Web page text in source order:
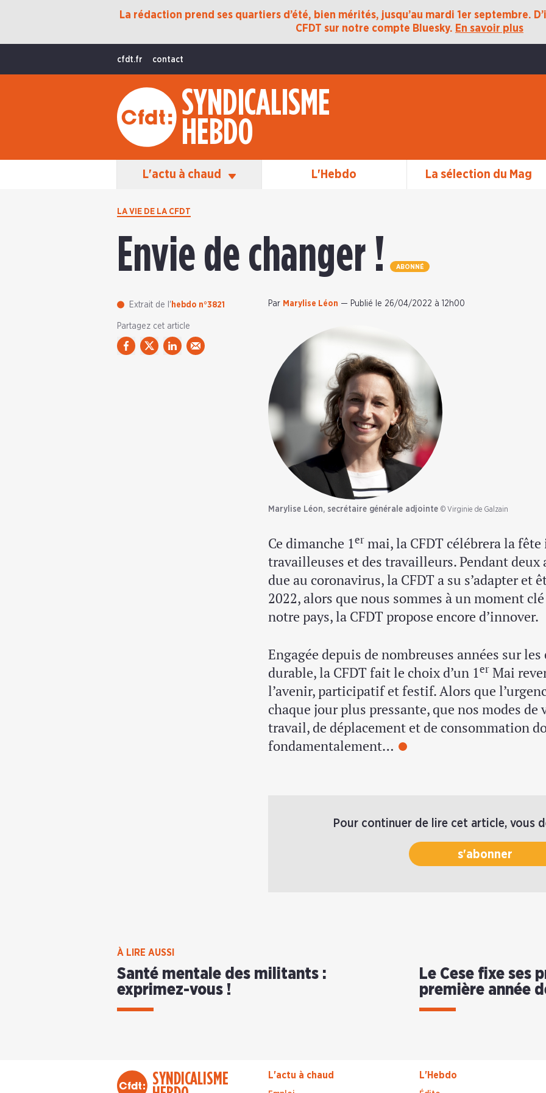
La rédaction prend ses quartiers d’été, bien mérités, jusqu’au mardi 1er septembre.
CFDT sur notre compte Bluesky. En savoir plus
cfdt.fr contact
SYNDICALISME
HEBDO
L'actu à chaud
Protection Sociale
International
La Vie De La CFDT
Les Équipes En Action L'Hebdo La sélection du Mag
LA VIE DE LA CFDT
Envie de changer ! ABONNÉ
Extrait de l' hebdo n°3821
Partagez cet article
Par Marylise Léon — Publié le 26/04/2022 à 12h00
Marylise Léon, secrétaire générale adjointe © Virginie de Galzain
Ce dimanche 1er mai, la CFDT célébrera la
travailleuses et des travailleurs. Pendant deux
due au coronavirus, la CFDT a su s’adapter et
2022, alors que nous sommes à un moment
notre pays, la CFDT propose encore d’innover.
Engagée depuis de nombreuses années sur
durable, la CFDT fait le choix d’un 1er Mai
l’avenir, participatif et festif. Alors que
chaque jour plus pressante, que nos modes de
travail, de déplacement et de consommation
fondamentalement…
Pour continuer de lire cet article, vous
s'abonner
À LIRE AUSSI
Santé mentale des militants :
exprimez-vous !
Le Cese fixe ses
première année
SYNDICALISME
L'actu à chaud L'Hebdo